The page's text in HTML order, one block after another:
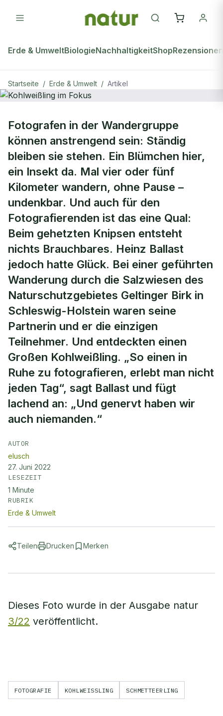
Erde & UmweltBiologieNachhaltigkeitShopRezensionen
Startseite / Erde & Umwelt / Artikel
Kohlweißling im Fokus
Fotografen in der Wandergruppe
können anstrengend sein: Ständig
bleiben sie stehen. Ein Blümchen hier,
ein Insekt da. Mal vier oder fünf
Kilometer wandern, ohne Pause –
undenkbar. Und auch für den
Fotografierenden ist das eine Qual:
Beim gehetzten Knipsen entsteht
nichts Brauchbares. Heinz Ballast
jedoch hatte Glück. Bei einer geführten
Wanderung durch die Salzwiesen des
Naturschutzgebietes Geltinger Birk in
Schleswig-Holstein waren seine
Partnerin und er die einzigen
Teilnehmer. Und entdeckten einen
Großen Kohlweißling. „So einen in
Ruhe zu fotografieren, erlebt man nicht
jeden Tag“, sagt Ballast und fügt
lachend an: „Und genervt haben wir
auch niemanden.“
AUTOR
elusch
27. Juni 2022
LESEZEIT
1 Minute
RUBRIK
Erde & Umwelt
Teilen Drucken Merken
Dieses Foto wurde in der Ausgabe natur
3/22 veröffentlicht.
FOTOGRAFIE KOHLWEISSLING SCHMETTEERLING